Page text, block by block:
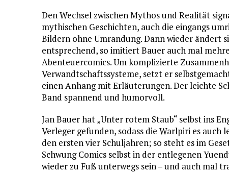
Den Wechsel zwischen Mythos und Realität
mythischen Geschichten, auch die eingangs
Bildern ohne Umrandung. Dann wieder ändert
entsprechend, so imitiert Bauer auch mal
Abenteuercomics. Um komplizierte
Verwandtschaftssysteme, setzt er
einen Anhang mit Erläuterungen. Der leichte
Band spannend und humorvoll.
Jan Bauer hat „Unter rotem Staub“ selbst ins
Verleger gefunden, sodass die Warlpiri es auch
den ersten vier Schuljahren; so steht es im
Schwung Comics selbst in der entlegenen
wieder zu Fuß unterwegs sein – und auch mal